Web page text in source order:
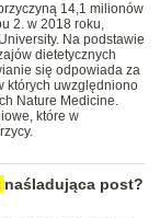
14,1 milionów
2. w 2018 roku,
Na podstawie
dietetycznych
się odpowiada za
których uwzględniono
Nature Medicine.
które w
naśladująca post?